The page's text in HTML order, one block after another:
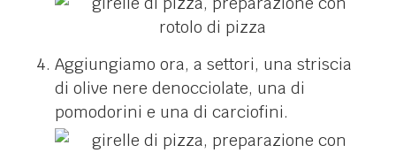
Aggiungiamo ora, a settori, una striscia
di olive nere denocciolate, una di
pomodorini e una di carciofini.